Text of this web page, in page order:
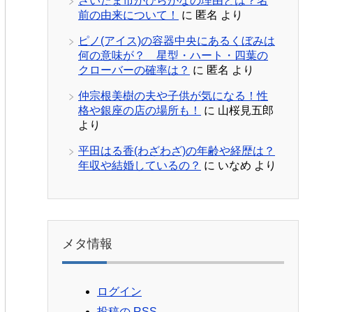
前の由来について！
に 匿名 より
ピノ(アイス)の容器中央にあるくぼみは
何の意味が？ 星型・ハート・四葉の
クローバーの確率は？ に 匿名 より
仲宗根美樹の夫や子供が気になる！性
格や銀座の店の場所も！
に 山桜見五郎
より
平田はる香(わざわざ)の年齢や経歴は？
年収や結婚しているの？ に いなめ より
メタ情報
ログイン